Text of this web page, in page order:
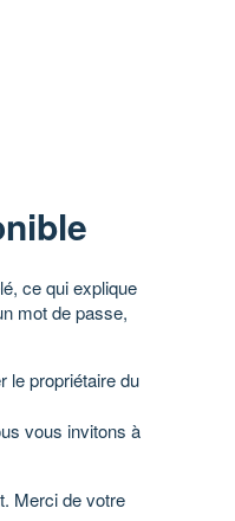
ce qui explique
mot de passe,
le propriétaire du
vous invitons à
Merci de votre